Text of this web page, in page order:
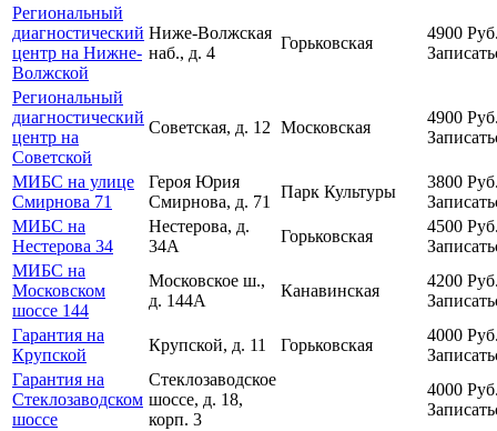
Региональный
диагностический
центр на Нижне-
Волжской
Ниже-Волжская
наб., д. 4
Горьковская
4900
Региональный
диагностический
центр на
Советской
Советская, д. 12 Московская
4900
МИБС на улице
Смирнова 71
Героя Юрия
Смирнова, д. 71
Парк Культуры
3800
МИБС на
Нестерова 34
Нестерова, д.
34А
Горьковская
4500
МИБС на
Московском
шоссе 144
Московское ш.,
д. 144А
Канавинская
4200
Гарантия на
Крупской
Крупской, д. 11 Горьковская
4000
Гарантия на
Стеклозаводском
шоссе
Стеклозаводское
шоссе, д. 18,
корп. 3
4000